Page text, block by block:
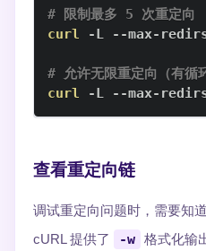
# 限制最多 5 次重定向
curl -L --max-
# 允许无限重定向（有循
curl -L --max-
查看重定向链
调试重定向问题时，需要知
cURL 提供了
-w 格式化输